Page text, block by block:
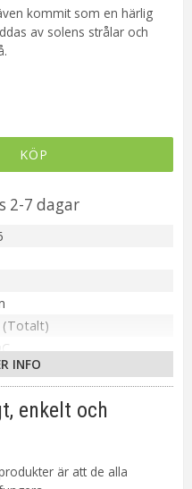
kommit som en härlig
av solens strålar och
KÖP
2-7 dagar
(Totalt)
tim
INFO
enkelt och
är att de alla